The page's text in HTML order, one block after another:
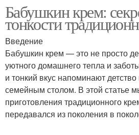
Крем для торта
Клубничный крем
Бабушкин крем:
тонкости
Введение
Бабушкин крем — это не просто
уютного домашнего тепла и
и тонкий вкус напоминают
семейным столом. В этой статье
приготовления традиционного
передавался из поколения в